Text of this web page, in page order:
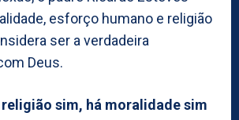
esforço humano e religião
ser a verdadeira
Deus.
religião sim, há moralidade sim